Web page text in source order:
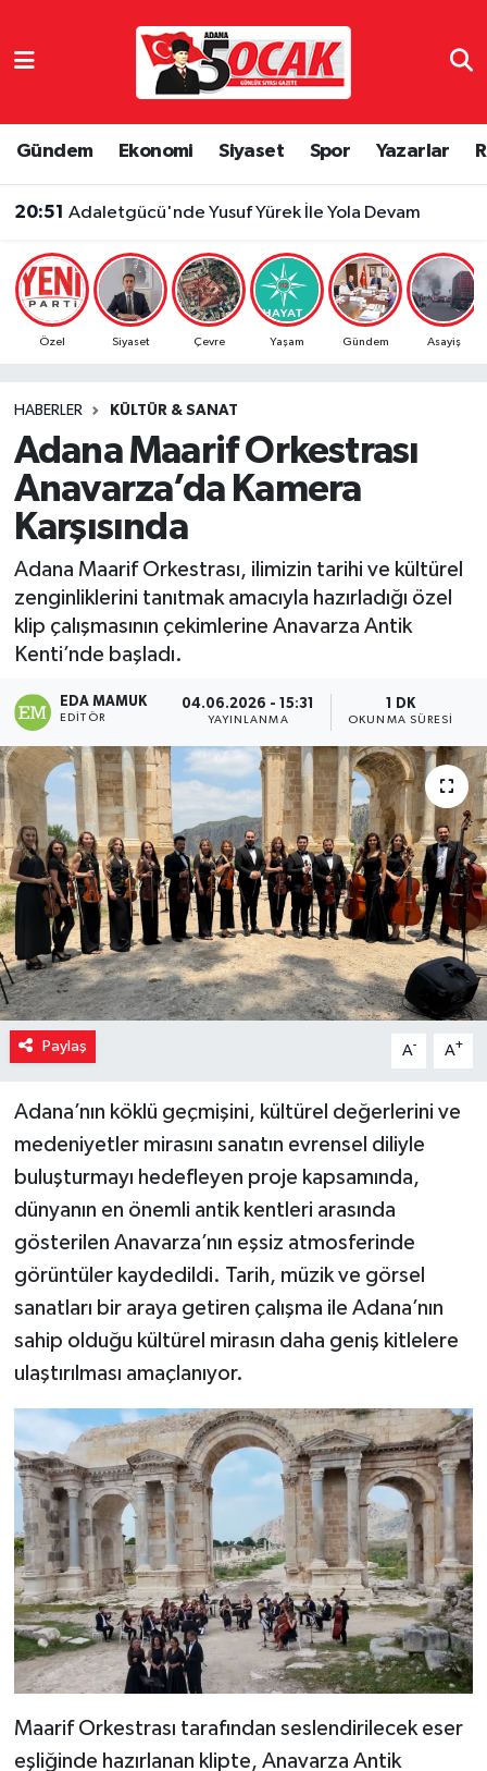
Gündem Ekonomi Siyaset Spor Yazarlar
20:51 Adaletgücü'nde Yusuf Yürek İle Yola Devam
Özel Siyaset Çevre Yaşam Gündem Asayiş
HABERLER KÜLTÜR & SANAT
Adana Maarif Orkestrası
Anavarza’da Kamera
Karşısında
Adana Maarif Orkestrası, ilimizin tarihi ve kültürel
zenginliklerini tanıtmak amacıyla hazırladığı özel
klip çalışmasının çekimlerine Anavarza Antik
Kenti’nde başladı.
EDA MAMUK
EDITÖR
04.06.2026 - 15:31
YAYINLANMA
1 DK
OKUNMA SÜRESI
Paylaş A- A+
Adana’nın köklü geçmişini, kültürel değerlerini ve
medeniyetler mirasını sanatın evrensel diliyle
buluşturmayı hedefleyen proje kapsamında,
dünyanın en önemli antik kentleri arasında
gösterilen Anavarza’nın eşsiz atmosferinde
görüntüler kaydedildi. Tarih, müzik ve görsel
sanatları bir araya getiren çalışma ile Adana’nın
sahip olduğu kültürel mirasın daha geniş kitlelere
ulaştırılması amaçlanıyor.
Maarif Orkestrası tarafından seslendirilecek eser
eşliğinde hazırlanan klipte, Anavarza Antik
Dünya
Eğitim
Gündem
Haber Reklam
Magazin
Özel
Resmi İlanlar
Sağlık
Siyaset
Spor
Yaşam
Yerel Yönetimler
Yurttan
Adana Nöbetçi Eczaneler
Adana Trafik Yoğunluk Haritası
Süper Lig Puan Durumu ve Fikstür
Son Dakika Haberleri